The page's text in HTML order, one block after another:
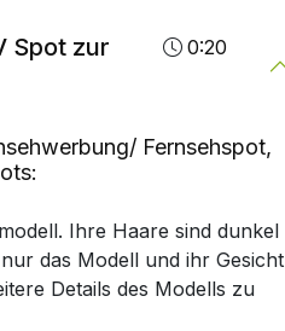
Spot zur
0:20
Fernsehspot,
Ihre Haare sind dunkel
das Modell und ihr Gesicht
Details des Modells zu